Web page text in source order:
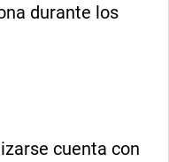
durante los
cuenta con